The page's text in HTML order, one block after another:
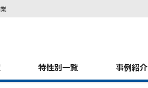
特性別一覧 事例紹介